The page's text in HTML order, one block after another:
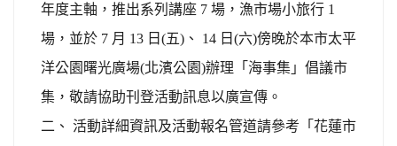
年度主軸，推出系列講座 7 場，漁市場小旅行 1
場，並於 7 月 13 日(五)、 14 日(六)傍晚於本市太平
洋公園曙光廣場(北濱公園)辦理「海事集」倡議市
集，敬請協助刊登活動訊息以廣宣傳。
二、 活動詳細資訊及活動報名管道請參考「花蓮市